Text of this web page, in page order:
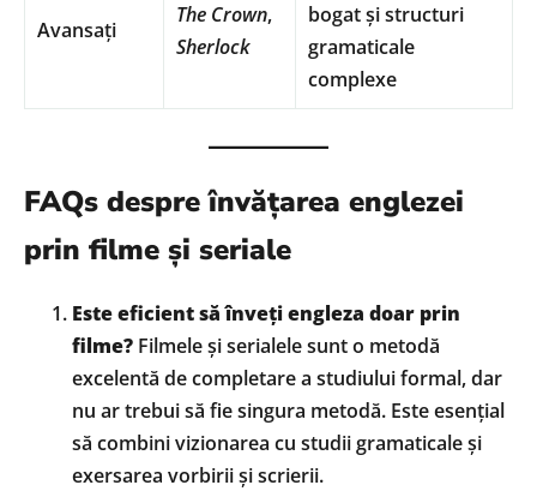
Avansați
The Crown,
Sherlock
bogat și structuri
gramaticale
complexe
FAQs despre învățarea englezei
prin filme și seriale
Este eficient să înveți engleza doar prin
filme? Filmele și serialele sunt o metodă
excelentă de completare a studiului formal, dar
nu ar trebui să fie singura metodă. Este esențial
să combini vizionarea cu studii gramaticale și
exersarea vorbirii și scrierii.